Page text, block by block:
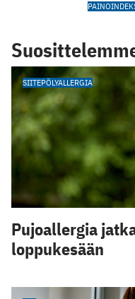
SIITEPÖLYALLERGIA
Pujoallergia
loppukesään